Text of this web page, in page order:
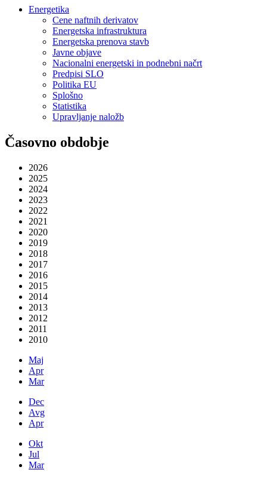
Energetika
Cene naftnih derivatov
Energetska infrastruktura
Energetska prenova stavb
Javne objave
Nacionalni energetski in podnebni načrt
Predpisi SLO
Politika EU
Splošno
Statistika
Upravljanje naložb
Časovno obdobje
2026
2025
2024
2023
2022
2021
2020
2019
2018
2017
2016
2015
2014
2013
2012
2011
2010
Maj
Apr
Mar
Dec
Avg
Apr
Okt
Jul
Mar